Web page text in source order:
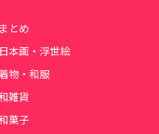
まとめ
日本画・浮世絵
物・和服
雑貨
菓子